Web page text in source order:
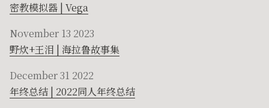
密教模拟器 | Vega
November 13 2023
野炊+王泪 | 海拉鲁故事集
December 31 2022
年终总结 | 2022同人年终总结